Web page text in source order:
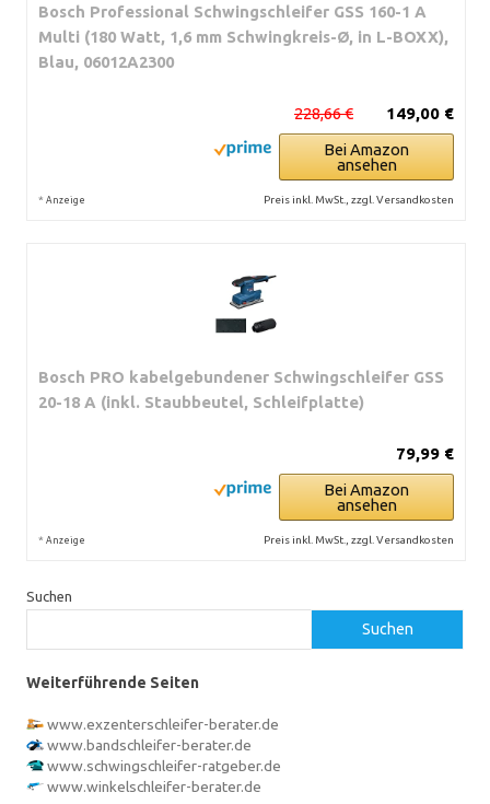
Bosch Professional Schwingschleifer GSS 160-1 A
Multi (180 Watt, 1,6 mm Schwingkreis-Ø, in L-BOXX),
Blau, 06012A2300
149,00 €
228,66 €
Bei Amazon
ansehen
* Anzeige Preis inkl. MwSt., zzgl. Versandkosten
Bosch PRO kabelgebundener Schwingschleifer GSS
20-18 A (inkl. Staubbeutel, Schleifplatte)
79,99 €
Bei Amazon
ansehen
* Anzeige Preis inkl. MwSt., zzgl. Versandkosten
Suchen
Suchen
Weiterführende Seiten
www.exzenterschleifer-berater.de
www.bandschleifer-berater.de
www.schwingschleifer-ratgeber.de
www.winkelschleifer-berater.de